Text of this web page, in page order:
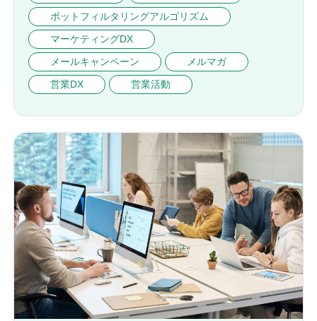
ボットフィルタリングアルゴリズム
マーケティングDX
メールキャンペーン
メルマガ
営業DX
営業活動